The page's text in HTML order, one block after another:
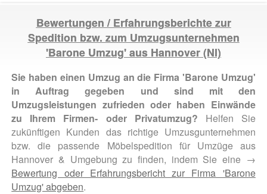
Bewertungen / Erfahrungsberichte zur
Spedition bzw. zum Umzugsunternehmen
'Barone Umzug' aus Hannover (NI)
Sie haben einen Umzug an die Firma 'Barone Umzug'
in Auftrag gegeben und sind mit den
Umzugsleistungen zufrieden oder haben Einwände
zu Ihrem Firmen- oder Privatumzug? Helfen Sie
zukünftigen Kunden das richtige Umzusgunternehmen
bzw. die passende Möbelspedition für Umzüge aus
Hannover & Umgebung zu finden, indem Sie eine →
Bewertung oder Erfahrungsbericht zur Firma 'Barone
Umzug' abgeben.